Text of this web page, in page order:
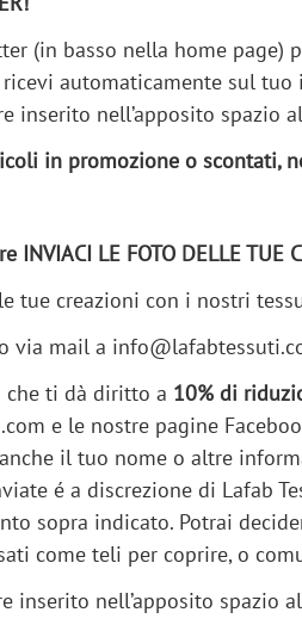
(in basso nella home
automaticamente sul
inserito nell’apposito spazio
in promozione o scontati,
INVIACI LE FOTO DELLE TUE
tue creazioni con i nostri
via mail a
che ti dà diritto a 10% di
e le nostre pagine
il tuo nome o altre
é a discrezione di Lafab
sopra indicato. Potrai
come teli per coprire, o
inserito nell’apposito spazio